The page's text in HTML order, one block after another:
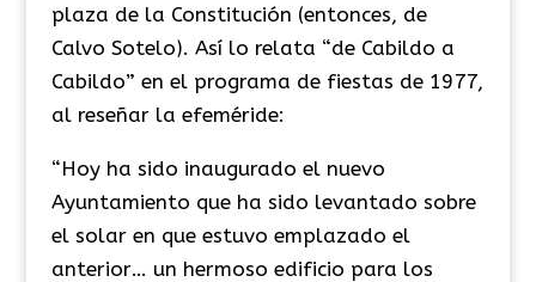
plaza de la Constitución (entonces, de
Calvo Sotelo). Así lo relata “de Cabildo a
Cabildo” en el programa de fiestas de 1977,
al reseñar la efeméride:
“Hoy ha sido inaugurado el nuevo
Ayuntamiento que ha sido levantado sobre
el solar en que estuvo emplazado el
anterior… un hermoso edificio para los